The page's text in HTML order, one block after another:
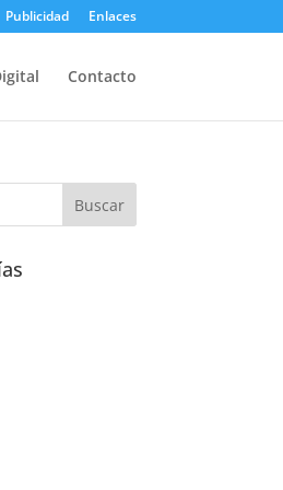
Publicidad Enlaces
Contacto